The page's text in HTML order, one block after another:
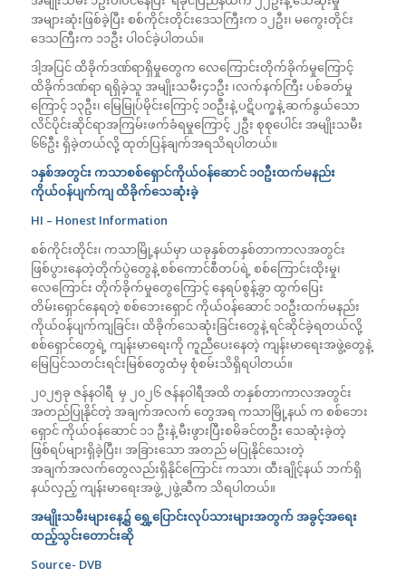
အများဆုံးဖြစ်ခဲ့ပြီး စစ်ကိုင်းတိုင်းဒေသကြီးက ၁၂ဦး၊ မကွေးတိုင်း
ဒေသကြီးက ၁၁ဦး ပါဝင်ခဲ့ပါတယ်။
ဒါ့အပြင် ထိခိုက်ဒဏ်ရာရှိမှုတွေက လေကြောင်းတိုက်ခိုက်မှုကြောင့်
ထိခိုက်ဒဏ်ရာ ရရှိခဲ့သူ အမျိုးသမီး၄၁ဦး ၊လက်နက်ကြီး ပစ်ခတ်မှု
ကြောင့် ၁၃ဦး၊ မြေမြုပ်မိုင်းကြောင့် ၁၀ဦးနဲ့ ပဋိပက္ခနဲ့ ဆက်နွယ်သော
လိင်ပိုင်းဆိုင်ရာအကြမ်းဖက်ခံရမှုကြောင့် ၂ဦး စုစုပေါင်း အမျိုးသမီး
၆၆ဦး ရှိခဲ့တယ်လို့ ထုတ်ပြန်ချက်အရသိရပါတယ်။
၁နှစ်အတွင်း ကသာစစ်ရှောင်ကိုယ်ဝန်ဆောင် ၁၀ဦးထက်မနည်း
ကိုယ်ဝန်ပျက်ကျ ထိခိုက်သေဆုံးခဲ့
HI – Honest Information
စစ်ကိုင်းတိုင်း၊ ကသာမြို့နယ်မှာ ယခုနှစ်တနှစ်တာကာလအတွင်း
ဖြစ်ပွားနေတဲ့တိုက်ပွဲတွေနဲ့ စစ်ကောင်စီတပ်ရဲ့ စစ်ကြောင်းထိုးမှု၊
လေကြောင်း တိုက်ခိုက်မှုတွေကြောင့် နေရပ်စွန့်ခွာ ထွက်ပြေး
တိမ်းရှောင်နေရတဲ့ စစ်ဘေးရှောင် ကိုယ်ဝန်ဆောင် ၁၀ဦးထက်မနည်း
ကိုယ်ဝန်ပျက်ကျခြင်း၊ ထိခိုက်သေဆုံးခြင်းတွေနဲ့ ရင်ဆိုင်ခဲ့ရတယ်လို့
စစ်ရှောင်တွေရဲ့ ကျန်းမာရေးကို ကူညီပေးနေတဲ့ ကျန်းမာရေးအဖွဲ့တွေနဲ့
မြေပြင်သတင်းရင်းမြစ်တွေထံမှ စုံစမ်းသိရှိရပါတယ်။
၂၀၂၅ခု ဇန်နဝါရီ မှ ၂၀၂၆ ဇန်နဝါရီအထိ တနှစ်တာကာလအတွင်း
အတည်ပြုနိုင်တဲ့ အချက်အလက် တွေအရ ကသာမြို့နယ် က စစ်ဘေး
ရှောင် ကိုယ်ဝန်ဆောင် ၁၁ ဦးနဲ့ မီးဖွားပြီးစမိခင်တဦး သေဆုံးခဲ့တဲ့
ဖြစ်ရပ်များရှိခဲ့ပြီး၊ အခြားသော အတည် မပြုနိုင်သေးတဲ့
အချက်အလက်တွေလည်းရှိနိုင်ကြောင်း ကသာ၊ ထီးချိုင့်နယ် ဘက်ရှိ
နယ်လှည့် ကျန်းမာရေးအဖွဲ့ ၂ဖွဲ့ဆီက သိရပါတယ်။
အမျိုးသမီးများနေ့၌ ရွှေ့ပြောင်းလုပ်သားများအတွက် အခွင့်အရေး
ထည့်သွင်းတောင်းဆို
Source- DVB